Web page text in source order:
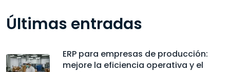
Últimas entradas
ERP para empresas de producción:
mejore la eficiencia operativa y el